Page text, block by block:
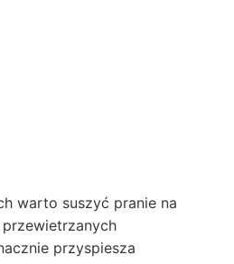
warto suszyć pranie na
przyspiesza